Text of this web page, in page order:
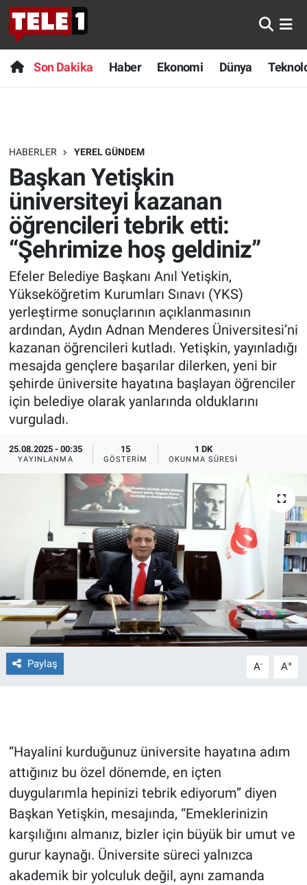
Son Dakika Haber Ekonomi Dünya
HABERLER YEREL GÜNDEM
Başkan Yetişkin
üniversiteyi kazanan
öğrencileri tebrik etti:
“Şehrimize hoş geldiniz”
Efeler Belediye Başkanı Anıl Yetişkin,
Yükseköğretim Kurumları Sınavı (YKS)
yerleştirme sonuçlarının açıklanmasının
ardından, Aydın Adnan Menderes Üniversitesi’ni
kazanan öğrencileri kutladı. Yetişkin, yayınladığı
mesajda gençlere başarılar dilerken, yeni bir
şehirde üniversite hayatına başlayan öğrenciler
için belediye olarak yanlarında olduklarını
vurguladı.
25.08.2025 - 00:35
YAYINLANMA
15
GÖSTERIM
1 DK
OKUNMA SÜRESI
Paylaş A- A+
“Hayalini kurduğunuz üniversite hayatına adım
attığınız bu özel dönemde, en içten
duygularımla hepinizi tebrik ediyorum” diyen
Başkan Yetişkin, mesajında, “Emeklerinizin
karşılığını almanız, bizler için büyük bir umut ve
gurur kaynağı. Üniversite süreci yalnızca
akademik bir yolculuk değil, aynı zamanda
Anında Manşet
Başka Sohbetler
Bilim turu
Bilim ve Teknoloji Evreni
Doğa Konuşuyor
Dünya
Ege Saati
Ege'den Esintiler
Eğitim
Eğlence
Forum
Gerçeğin İzinde
Gün Başlıyor
Gün Bitiyor
Gün Ortası
Gündem Özel
İlan
Kimdir
Koronavirüs
Kültür Sanat
Son Dakika
Haber
Dünya
Teknoloji
Sağlık
Spor
Yayın Akışı
İletişim
Nöbetçi Eczaneler
Hava Durumu
Trafik Durumu
Süper Lig Puan Durumu ve Fikstür
Tüm Manşetler
Son Dakika Haberleri
Haber Arşivi